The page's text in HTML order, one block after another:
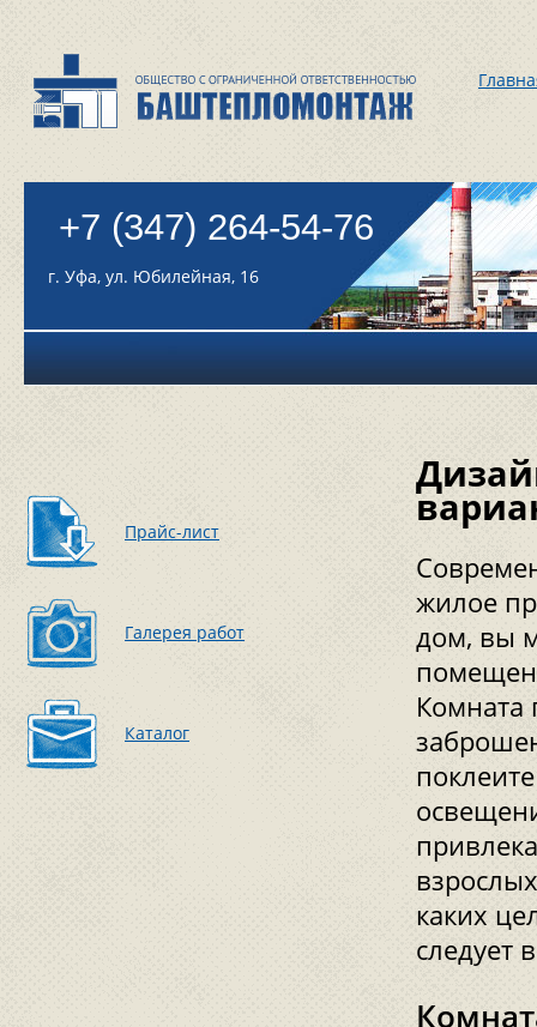
+7 (347) 264-54-76
г. Уфа, ул. Юбилейная, 16
Прайс-лист
Галерея работ
Каталог
жилое
дом, вы
Комната
каких
следует